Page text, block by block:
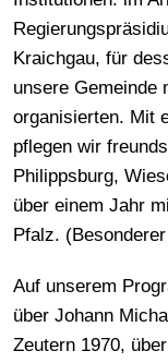
Kraichgau, für
unsere Gemeinde
organisierten. Mit
pflegen wir
Philippsburg,
über einem Jahr
Pfalz.
Auf unserem
über Johann
Zeutern 1970,